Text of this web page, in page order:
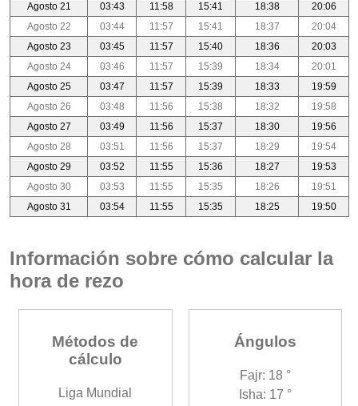
Agosto 21
03:43 11:58 15:41 18:38
20:06
Agosto 22
03:44 11:57 15:41 18:37
20:04
Agosto 23
03:45 11:57 15:40 18:36
20:03
Agosto 24
03:46 11:57 15:39 18:34
20:01
Agosto 25
03:47 11:57 15:39 18:33
19:59
Agosto 26
03:48 11:56 15:38 18:32
19:58
Agosto 27
03:49 11:56 15:37 18:30
19:56
Agosto 28
03:51 11:56 15:37 18:29
19:54
Agosto 29
03:52 11:55 15:36 18:27
19:53
Agosto 30
03:53 11:55 15:35 18:26
19:51
Agosto 31
03:54 11:55 15:35 18:25 19:50
Información sobre cómo calcular la
hora de rezo
Métodos de
cálculo
Liga Mundial
Ángulos
Fajr: 18 °
Isha: 17 °